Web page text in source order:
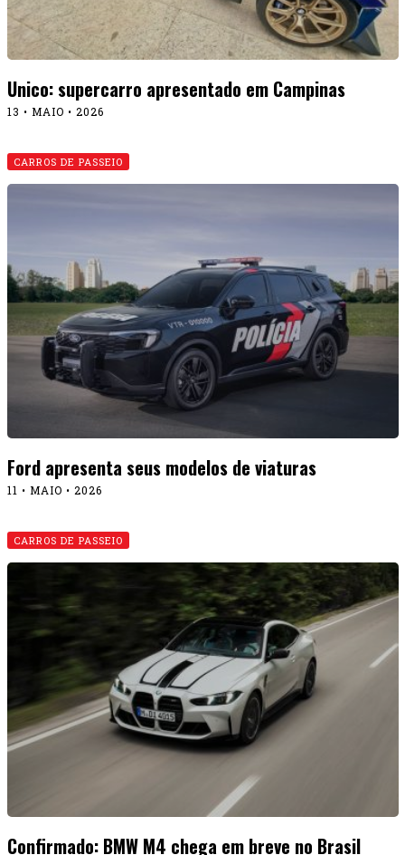
Ford apresenta seus modelos de viaturas
CARROS DE PASSEIO
Confirmado: BMW M4 chega em breve no Brasil
29 • ABRIL • 2026
Destaques